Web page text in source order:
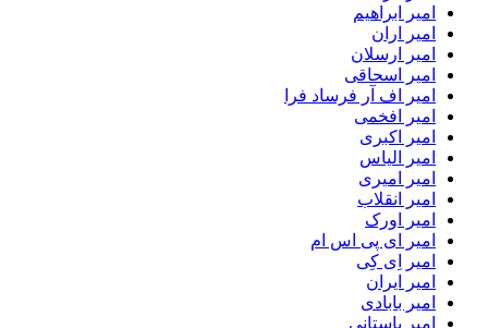
امیر ابراهیم
امیر اران
امیر ارسلان
امیر اسحاقی
امیر اف آر فرساد فرا
امیر افخمی
امیر اکبری
امیر الیاس
امیر امیری
امیر انقلاب
امیر اورک
امیر ای پی اس ام
امیر اِی کِی
امیر ایران
امیر بابادی
امیر باستانی